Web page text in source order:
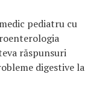
pediatru cu
răspunsuri
digestive la